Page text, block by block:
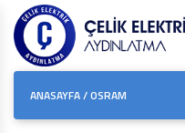
ANASAYFA/OSRAM